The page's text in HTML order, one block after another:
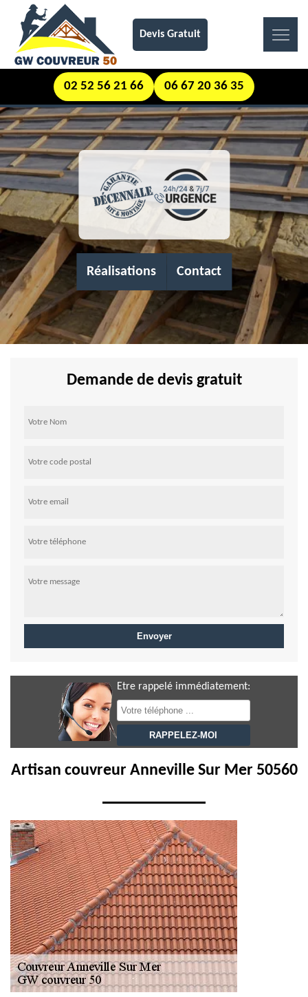
Devis Gratuit
02 52 56 21 66 06 67 20 36 35
Réalisations Contact
Demande de devis gratuit
Etre rappelé immédiatement:
Artisan couvreur Anneville Sur Mer 50560